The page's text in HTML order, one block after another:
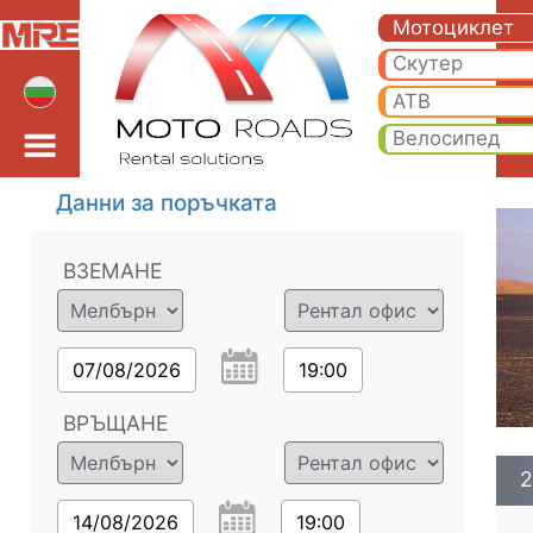
2022 БМВ F 850 GS .*
Мотоциклет
Скутер
АТВ
Велосипед
Данни за поръчката
ВЗЕМАНЕ
07/08/2026 19:00
ВРЪЩАНЕ
14/08/2026 19:00